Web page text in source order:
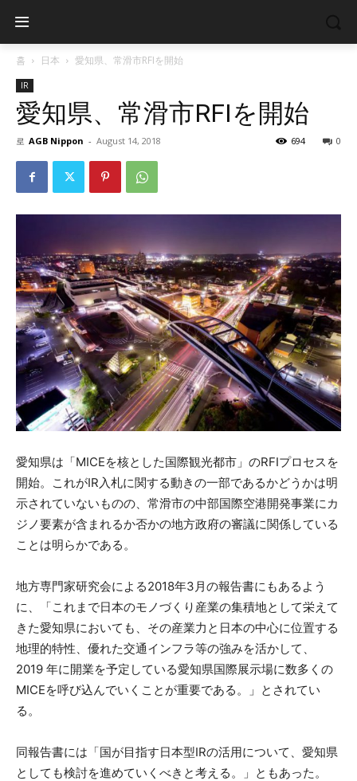
홈 日本 愛知県、常滑市RFIを開始
IR
愛知県、常滑市RFIを開始
로 AGB Nippon - August 14, 2018 0
694
愛知県は「MICEを核とした国際観光都市」のRFIプロセスを
開始。これがIR入札に関する動きの一部であるかどうかは明
示されていないものの、常滑市の中部国際空港開発事業にカ
ジノ要素が含まれるか否かの地方政府の審議に関係している
ことは明らかである。
地方専門家研究会による2018年3月の報告書にもあるよう
に、「これまで日本のモノづくり産業の集積地として栄えて
きた愛知県においても、その産業力と日本の中心に位置する
地理的特性、優れた交通インフラ等の強みを活かして、
2019 年に開業を予定している愛知県国際展示場に数多くの
MICEを呼び込んでいくことが重要である。」とされてい
る。
同報告書には「国が目指す日本型IRの活用について、愛知県
としても検討を進めていくべきと考える。」ともあった。